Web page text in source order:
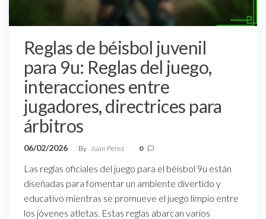
Reglas de béisbol juvenil
para 9u: Reglas del juego,
interacciones entre
jugadores, directrices para
árbitros
06/02/2026 By Juan Pérez 0
Las reglas oficiales del juego para el béisbol 9u están
diseñadas para fomentar un ambiente divertido y
educativo mientras se promueve el juego limpio entre
los jóvenes atletas. Estas reglas abarcan varios